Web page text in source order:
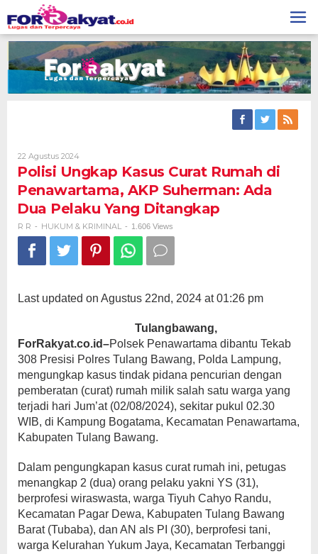
to
content
22 Agustus 2024Oleh
R
Polisi Ungkap Kasus Curat Rumah di
Penawartama, AKP Suherman: Ada
Dua Pelaku Yang Ditangkap
R R - HUKUM & KRIMINAL - 1.606 Views
Last updated on Agustus 22nd, 2024 at 01:26 pm
Tulangbawang,
ForRakyat.co.id–Polsek Penawartama dibantu Tekab
308 Presisi Polres Tulang Bawang, Polda Lampung,
mengungkap kasus tindak pidana pencurian dengan
pemberatan (curat) rumah milik salah satu warga yang
terjadi hari Jum’at (02/08/2024), sekitar pukul 02.30
WIB, di Kampung Bogatama, Kecamatan Penawartama,
Kabupaten Tulang Bawang.
Dalam pengungkapan kasus curat rumah ini, petugas
menangkap 2 (dua) orang pelaku yakni YS (31),
berprofesi wiraswasta, warga Tiyuh Cahyo Randu,
Kecamatan Pagar Dewa, Kabupaten Tulang Bawang
Barat (Tubaba), dan AN als PI (30), berprofesi tani,
warga Kelurahan Yukum Jaya, Kecamatan Terbanggi